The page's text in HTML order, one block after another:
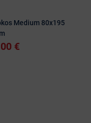
Medium 80x195
€